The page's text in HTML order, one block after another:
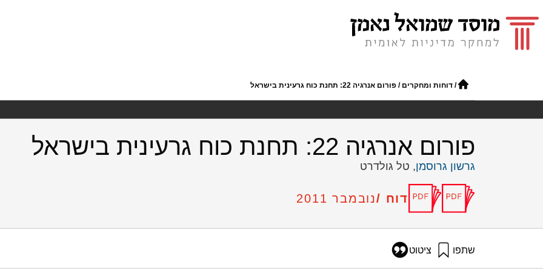
/ דוחות ומחקרים / פורום אנרגיה 22: תחנת כוח גרעינית בישראל
פורום אנרגיה 22: תחנת כוח גרעינית בישראל
גרשון גרוסמן, טל גולדרט
דוח /נובמבר 2011
שתפו ציטוט